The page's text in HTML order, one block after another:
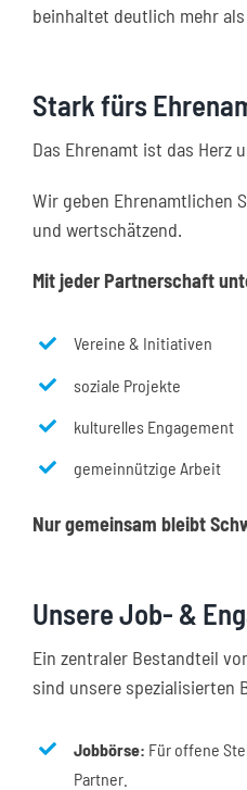
beinhaltet deutlich mehr
Stark fürs
Das Ehrenamt ist das Herz
Wir geben Ehrenamtlichen
und wertschätzend.
Mit jeder Partnerschaft
Vereine & Initiativen
soziale Projekte
kulturelles Engagement
gemeinnützige Arbeit
Nur gemeinsam bleibt
Unsere Job- &
Ein zentraler Bestandteil
sind unsere spezialisierten
Jobbörse: Für offene
Partner.